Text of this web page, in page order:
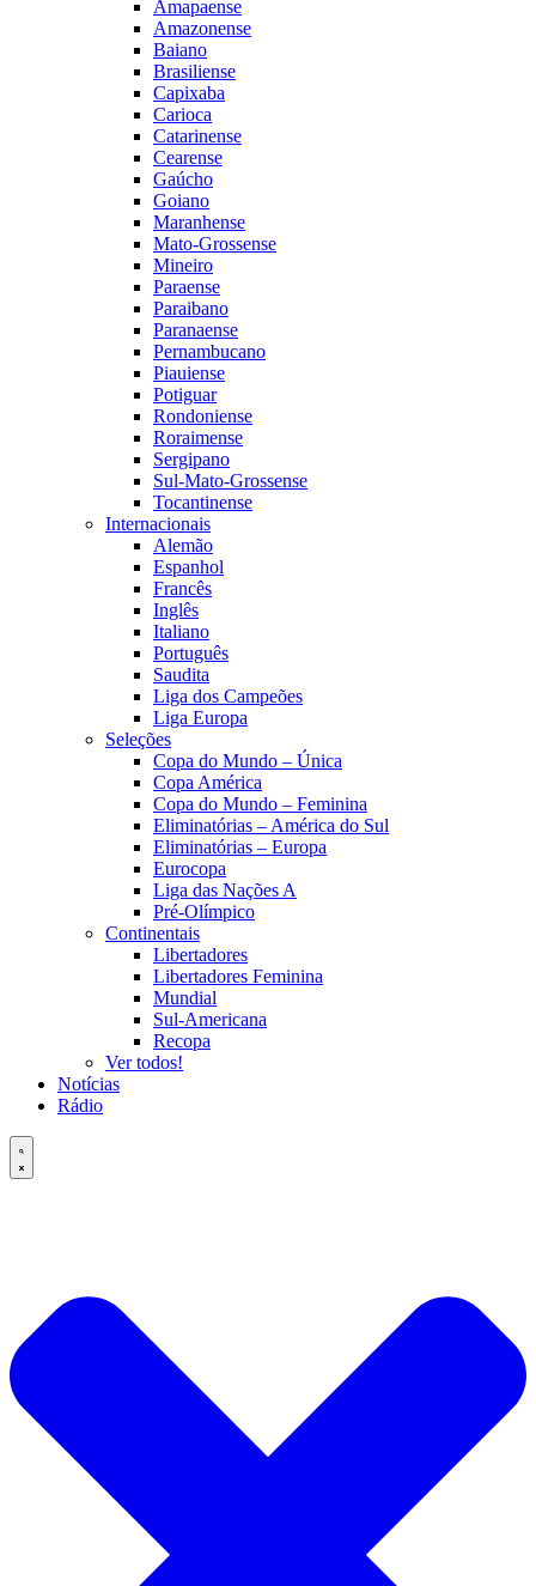
Amapaense
Amazonense
Baiano
Brasiliense
Capixaba
Carioca
Catarinense
Cearense
Gaúcho
Goiano
Maranhense
Mato-Grossense
Mineiro
Paraense
Paraibano
Paranaense
Pernambucano
Piauiense
Potiguar
Rondoniense
Roraimense
Sergipano
Sul-Mato-Grossense
Tocantinense
Internacionais
Alemão
Espanhol
Francês
Inglês
Italiano
Português
Saudita
Liga dos Campeões
Liga Europa
Seleções
Copa do Mundo – Única
Copa América
Copa do Mundo – Feminina
Eliminatórias – América do Sul
Eliminatórias – Europa
Eurocopa
Liga das Nações A
Pré-Olímpico
Continentais
Libertadores
Libertadores Feminina
Mundial
Sul-Americana
Recopa
Ver todos!
Notícias
Rádio